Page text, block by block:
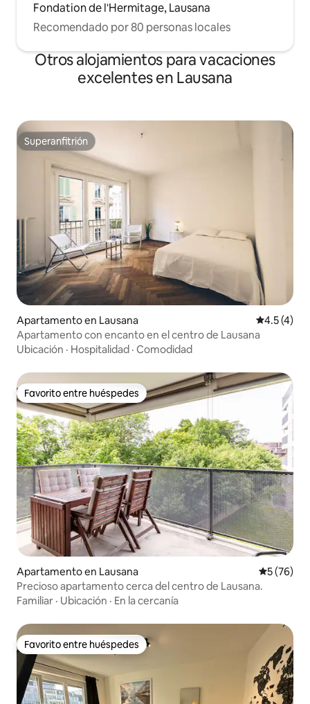
Fondation de l'Hermitage, Lausana
Recomendado por 80 personas locales
Otros alojamientos para vacaciones
excelentes en Lausana
Superanfitrión
Superanfitrión
Apartamento en Lausana
4.5 (4)
Apartamento con encanto en el centro de Lausana
Ubicación · Hospitalidad · Comodidad
Favorito entre huéspedes
Favorito entre huéspedes
Apartamento en Lausana
5 (76)
Precioso apartamento cerca del centro de Lausana.
Familiar · Ubicación · En la cercanía
Favorito entre huéspedes
Favorito entre huéspedes